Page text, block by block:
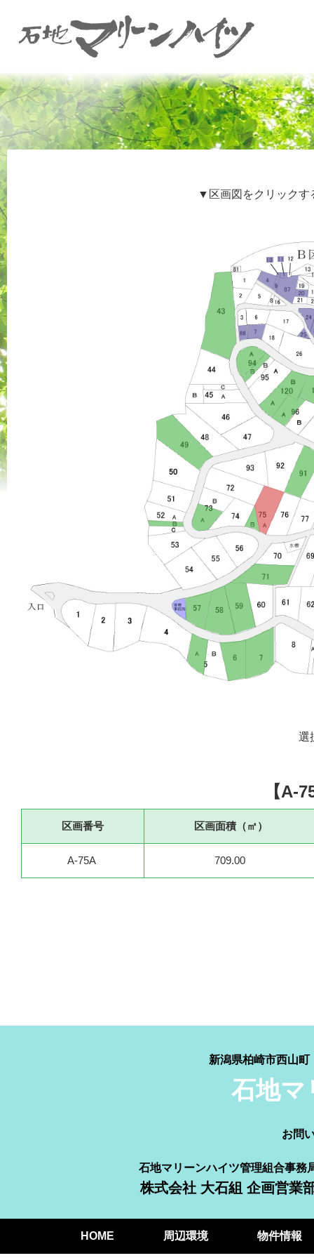
▼区画図をクリックす
選
【A-
区画番号 区画面積（㎡）
A-75A 709.00
新潟県柏崎市西山
石地マ
お問
石地マリーンハイツ管理組合事務
株式会社 大石組 企画営業
HOME 周辺環境 物件情報